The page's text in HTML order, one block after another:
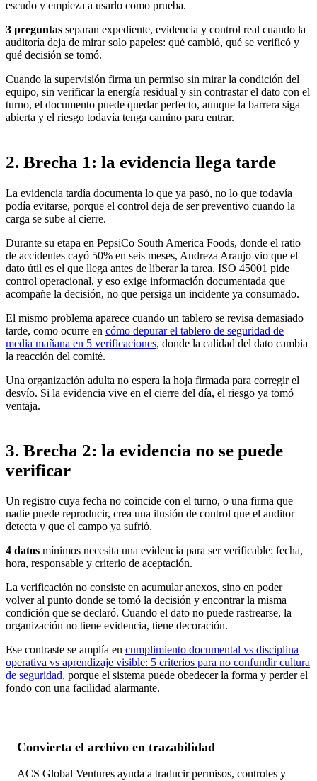
escudo y empieza a usarlo como prueba.
3 preguntas separan expediente, evidencia y control real cuando la
auditoría deja de mirar solo papeles: qué cambió, qué se verificó y
qué decisión se tomó.
Cuando la supervisión firma un permiso sin mirar la condición del
equipo, sin verificar la energía residual y sin contrastar el dato con el
turno, el documento puede quedar perfecto, aunque la barrera siga
abierta y el riesgo todavía tenga camino para entrar.
2. Brecha 1: la evidencia llega tarde
La evidencia tardía documenta lo que ya pasó, no lo que todavía
podía evitarse, porque el control deja de ser preventivo cuando la
carga se sube al cierre.
Durante su etapa en PepsiCo South America Foods, donde el ratio
de accidentes cayó 50% en seis meses, Andreza Araujo vio que el
dato útil es el que llega antes de liberar la tarea. ISO 45001 pide
control operacional, y eso exige información documentada que
acompañe la decisión, no que persiga un incidente ya consumado.
El mismo problema aparece cuando un tablero se revisa demasiado
tarde, como ocurre en cómo depurar el tablero de seguridad de
media mañana en 5 verificaciones, donde la calidad del dato cambia
la reacción del comité.
Una organización adulta no espera la hoja firmada para corregir el
desvío. Si la evidencia vive en el cierre del día, el riesgo ya tomó
ventaja.
3. Brecha 2: la evidencia no se puede
verificar
Un registro cuya fecha no coincide con el turno, o una firma que
nadie puede reproducir, crea una ilusión de control que el auditor
detecta y que el campo ya sufrió.
4 datos mínimos necesita una evidencia para ser verificable: fecha,
hora, responsable y criterio de aceptación.
La verificación no consiste en acumular anexos, sino en poder
volver al punto donde se tomó la decisión y encontrar la misma
condición que se declaró. Cuando el dato no puede rastrearse, la
organización no tiene evidencia, tiene decoración.
Ese contraste se amplía en cumplimiento documental vs disciplina
operativa vs aprendizaje visible: 5 criterios para no confundir cultura
de seguridad, porque el sistema puede obedecer la forma y perder el
fondo con una facilidad alarmante.
Convierta el archivo en trazabilidad
ACS Global Ventures ayuda a traducir permisos, controles y